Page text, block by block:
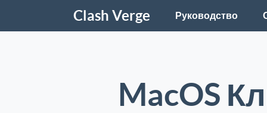
Clash Verge Руководство
MacOS